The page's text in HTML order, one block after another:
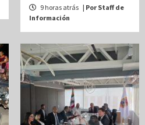
9 horas atrás | Por Staff de
Información